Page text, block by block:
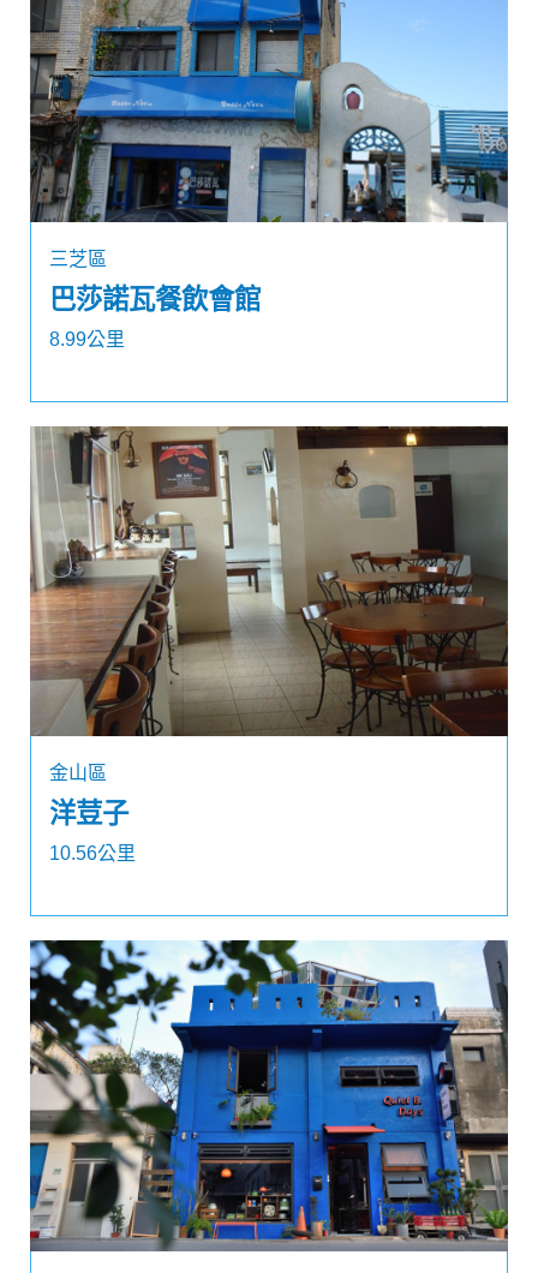
三芝區
巴莎諾瓦餐飲會館
8.99公里
金山區
洋荳子
10.56公里